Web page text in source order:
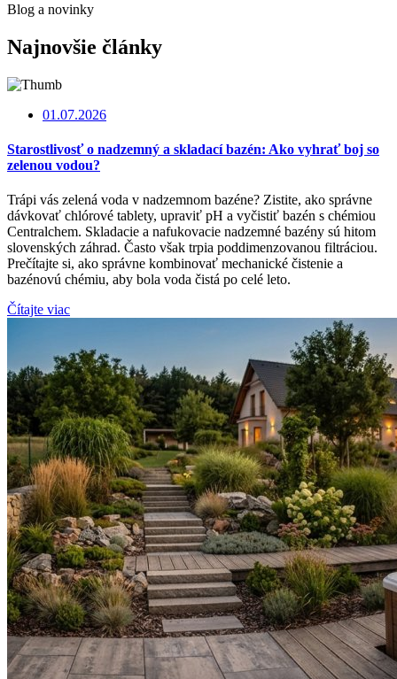
Blog a novinky
Najnovšie články
01.07.2026
Starostlivosť o nadzemný a skladací bazén: Ako vyhrať boj so
zelenou vodou?
Trápi vás zelená voda v nadzemnom bazéne? Zistite, ako správne
dávkovať chlórové tablety, upraviť pH a vyčistiť bazén s chémiou
Centralchem. Skladacie a nafukovacie nadzemné bazény sú hitom
slovenských záhrad. Často však trpia poddimenzovanou filtráciou.
Prečítajte si, ako správne kombinovať mechanické čistenie a
bazénovú chémiu, aby bola voda čistá po celé leto.
Čítajte viac